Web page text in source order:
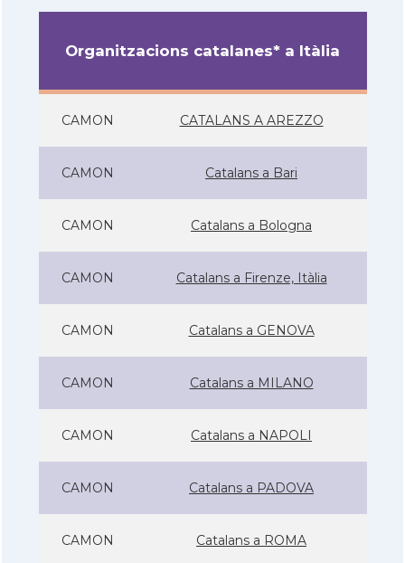
Organitzacions catalanes* a Itàlia
CAMON CATALANS A AREZZO
CAMON Catalans a Bari
CAMON Catalans a Bologna
CAMON Catalans a Firenze, Itàlia
CAMON Catalans a GENOVA
CAMON Catalans a MILANO
CAMON Catalans a NAPOLI
CAMON Catalans a PADOVA
CAMON Catalans a ROMA